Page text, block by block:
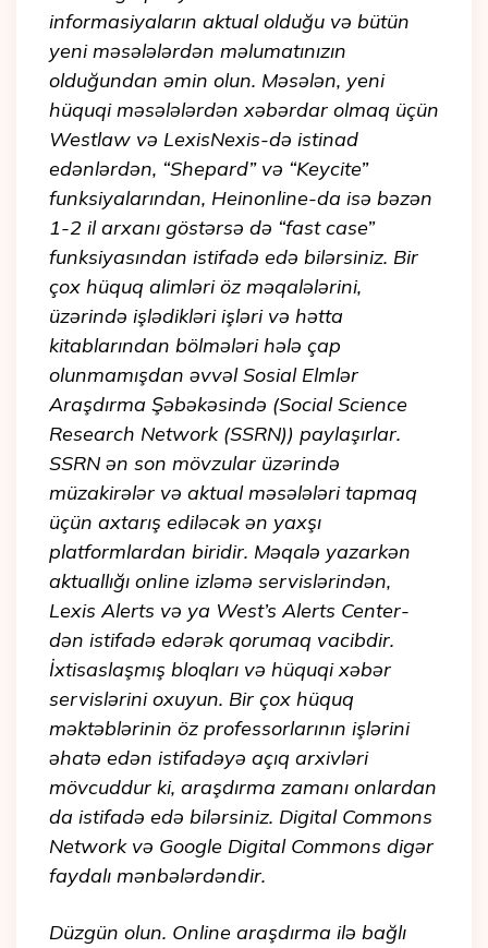
informasiyaların aktual olduğu və bütün
yeni məsələlərdən məlumatınızın
olduğundan əmin olun. Məsələn, yeni
hüquqi məsələlərdən xəbərdar olmaq üçün
Westlaw və LexisNexis-də istinad
edənlərdən, “Shepard” və “Keycite”
funksiyalarından, Heinonline-da isə bəzən
1-2 il arxanı göstərsə də “fast case”
funksiyasından istifadə edə bilərsiniz. Bir
çox hüquq alimləri öz məqalələrini,
üzərində işlədikləri işləri və hətta
kitablarından bölmələri hələ çap
olunmamışdan əvvəl Sosial Elmlər
Araşdırma Şəbəkəsində (Social Science
Research Network (SSRN)) paylaşırlar.
SSRN ən son mövzular üzərində
müzakirələr və aktual məsələləri tapmaq
üçün axtarış ediləcək ən yaxşı
platformlardan biridir. Məqalə yazarkən
aktuallığı online izləmə servislərindən,
Lexis Alerts və ya West’s Alerts Center-
dən istifadə edərək qorumaq vacibdir.
İxtisaslaşmış bloqları və hüquqi xəbər
servislərini oxuyun. Bir çox hüquq
məktəblərinin öz professorlarının işlərini
əhatə edən istifadəyə açıq arxivləri
mövcuddur ki, araşdırma zamanı onlardan
da istifadə edə bilərsiniz. Digital Commons
Network və Google Digital Commons digər
faydalı mənbələrdəndir.
Düzgün olun. Online araşdırma ilə bağlı